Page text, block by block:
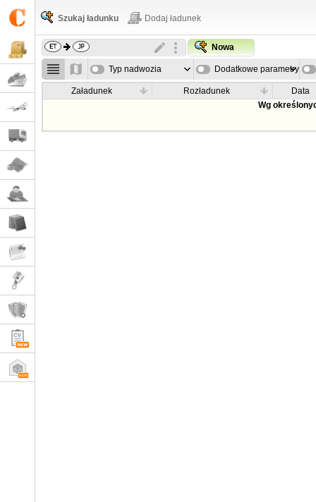
Szukaj ładunku Dodaj ładunek
Nowa
Typ nadwozia Dodatkowe parametry
Załadunek Rozładunek
Data
Wg